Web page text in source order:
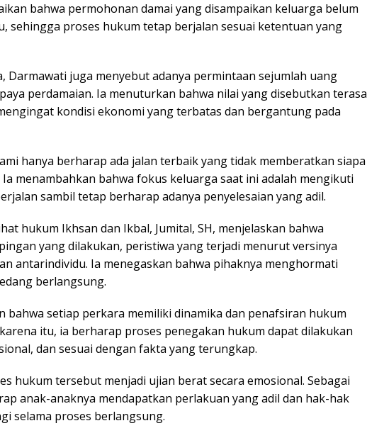
bahwa permohonan damai yang disampaikan keluarga belum
sehingga proses hukum tetap berjalan sesuai ketentuan yang
Darmawati juga menyebut adanya permintaan sejumlah uang
perdamaian. Ia menuturkan bahwa nilai yang disebutkan terasa
kondisi ekonomi yang terbatas dan bergantung pada
hanya berharap ada jalan terbaik yang tidak memberatkan siapa
Ia menambahkan bahwa fokus keluarga saat ini adalah mengikuti
sambil tetap berharap adanya penyelesaian yang adil.
hukum Ikhsan dan Ikbal, Jumital, SH, menjelaskan bahwa
yang dilakukan, peristiwa yang terjadi menurut versinya
antarindividu. Ia menegaskan bahwa pihaknya menghormati
berlangsung.
bahwa setiap perkara memiliki dinamika dan penafsiran hukum
itu, ia berharap proses penegakan hukum dapat dilakukan
dan sesuai dengan fakta yang terungkap.
hukum tersebut menjadi ujian berat secara emosional. Sebagai
anak-anaknya mendapatkan perlakuan yang adil dan hak-hak
selama proses berlangsung.